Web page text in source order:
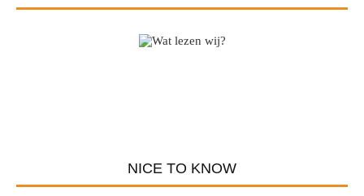
NICE TO KNOW